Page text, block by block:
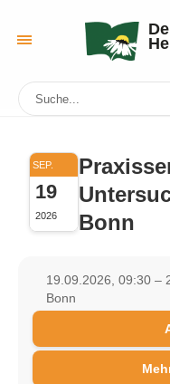
SEP.
19
2026
Bonn
19.09.2026, 09:30 –
Bonn